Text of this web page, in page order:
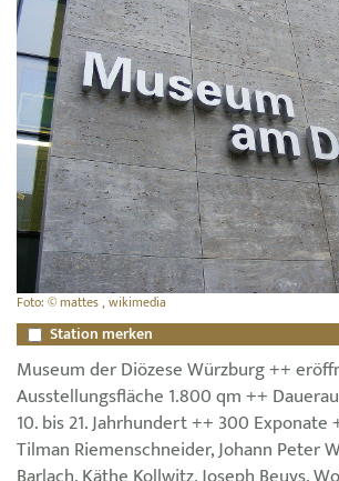
Foto: © mattes , wikimedia
Station merken
Museum der Diözese Würzburg ++
Ausstellungsfläche 1.800 qm ++
10. bis 21. Jahrhundert ++ 300 Exponate
Tilman Riemenschneider, Johann Peter